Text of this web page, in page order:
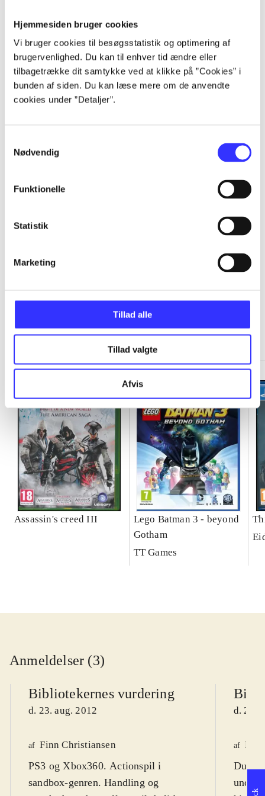
Hjemmesiden bruger cookies
Vi bruger cookies til besøgsstatistik og optimering af
brugervenlighed. Du kan til enhver tid ændre eller
tilbagetrække dit samtykke ved at klikke på ”Cookies” i
bunden af siden. Du kan læse mere om de anvendte
cookies under ”Detaljer”.
Nødvendig
Funktionelle
Statistik
Marketing
Tillad alle
Tillad valgte
Afvis
Artikler
Alle registrerede artikler fordelt på udgivelser
...
Minder om
Assassin's creed III
Lego Batman 3 - beyond
Gotham
TT Games
Anmeldelser (3)
Bibliotekernes vurdering
d. 23. aug. 2012
af Finn Christiansen
PS3 og Xbox360. Actionspil i
sandbox-genren. Handling og
d. 25.
af
Du er